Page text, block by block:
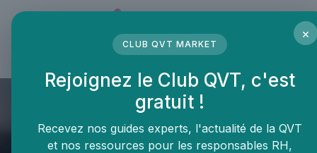
×
CLUB QVT MARKET
Rejoignez le Club QVT, c'est
gratuit !
Recevez nos guides experts, l'actualité de la QVT
et nos ressources pour les responsables RH,
Panneau de gestion des cookies